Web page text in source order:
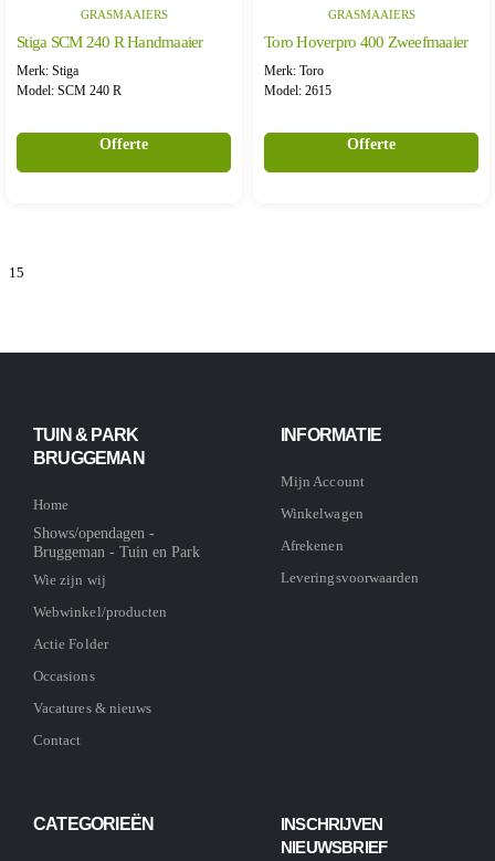
GRASMAAIERS
Stiga SCM 240 R Handmaaier
Merk: Stiga
Model: SCM 240 R
Offerte
GRASMAAIERS
Toro Hoverpro 400 Zweefmaaier
Merk: Toro
Model: 2615
Offerte
TUIN & PARK
BRUGGEMAN
Home
Shows/opendagen -
Bruggeman - Tuin en Park
Wie zijn wij
Webwinkel/producten
Actie Folder
Occasions
Vacatures & nieuws
Contact
INFORMATIE
Mijn Account
Winkelwagen
Afrekenen
Leveringsvoorwaarden
CATEGORIEËN
INSCHRIJVEN
NIEUWSBRIEF